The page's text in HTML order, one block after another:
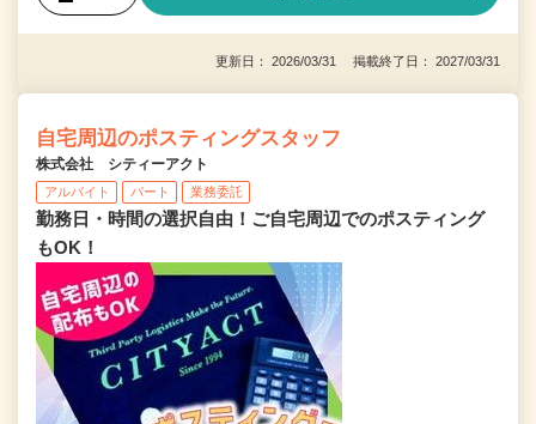
更新日： 2026/03/31 掲載終了日： 2027/03/31
自宅周辺のポスティングスタッフ
株式会社 シティーアクト
アルバイト パート 業務委託
勤務日・時間の選択自由！ご自宅周辺でのポスティング
もOK！